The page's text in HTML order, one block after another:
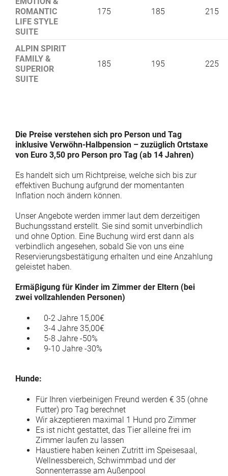
ROMANTIC
LIFE STYLE
SUITE
175 185 215
ALPIN SPIRIT
FAMILY &
SUPERIOR
SUITE
185 195 225
Die Preise verstehen sich pro Person und Tag
inklusive Verwöhn-Halbpension – zuzüglich Ortstaxe
von Euro 3,50 pro Person pro Tag (ab 14 Jahren)
Es handelt sich um Richtpreise, welche sich bis zur
effektiven Buchung aufgrund der momentanten
Inflation noch ändern können.
Unser Angebote werden immer laut dem derzeitigen
Buchungsstand erstellt. Sie sind somit unverbindlich
und ohne Option. Eine Buchung wird erst dann als
verbindlich angesehen, sobald Sie von uns eine
Reservierungsbestätigung erhalten und eine Anzahlung
geleistet haben.
Ermäβigung für Kinder im Zimmer der Eltern (bei
zwei vollzahlenden Personen)
0-2 Jahre 15,00€
3-4 Jahre 35,00€
5-8 Jahre -50%
9-10 Jahre -30%
Hunde:
Für Ihren vierbeinigen Freund werden € 35 (ohne
Futter) pro Tag berechnet
Wir akzeptieren maximal 1 Hund pro Zimmer
Es ist nicht gestattet, das Tier alleine frei im
Zimmer laufen zu lassen
Haustiere haben keinen Zutritt im Speisesaal,
Wellnessbereich, Schwimmbad und der
Sonnenterrasse am Außenpool